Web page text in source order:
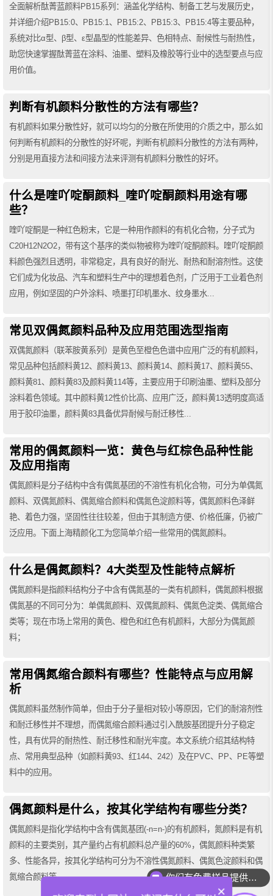
全面解析酞菁蓝颜料PB15系列：涵盖化学结构、制备工艺与发展历史，
并详细介绍PB15:0、PB15:1、PB15:2、PB15:3、PB15:4等主要品种，
系统对比α型、β型、ε型晶型的性能差异、色相特点、耐候性与耐热性，
助您快速掌握酞菁蓝在涂料、油墨、塑料及橡胶等行业中的选型要点与应
用价值。
判断有机颜料分散性的方法有哪些？
有机颜料如果分散性好，就可以均匀的分散在所使用的介质之中，那么如
何判断有机颜料的分散性的好坏呢，判断有机颜料分散性的方法有两种，
分别是用直接方法和间接方法来评测有机颜料分散性的好坏。
什么是喹吖啶酮颜料_喹吖啶酮颜料用途有哪
些？
喹吖啶酮是一种红色粉末，它是一种用作颜料​​的有机化合物，分子式为
C20H12N2O2，带有这个基序的类似物被称为喹吖啶酮颜料。喹吖啶酮颜
料颜色强烈且透明，非常稳定，具有良好的耐光、耐热和耐溶剂性。这使
它们成为化妆品、汽车和塑料生产中的理想着色剂，​​广泛用于工业着色剂
应用，例如坚固的户外涂料、喷墨打印机墨水、纹身墨水...
常见双偶氮颜料品种及应用范围选型指南
双偶氮颜料（联苯胺黄系列）是黄色至橙色色谱中应用广泛的有机颜料，
常见品种包括颜料黄12、颜料黄13、颜料黄14、颜料黄17、颜料黄55、
颜料黄81、颜料黄83及颜料黄114等，主要应用于印刷油墨、塑料及部分
涂料着色领域。其中颜料黄12性价比高、应用广泛，颜料黄13透明度高适
用于胶印油墨，颜料黄83具备优异耐候与耐迁移性...
常用的偶氮颜料一览：黄色与红棕色品种性能
及应用指南
偶氮颜料是分子结构中含有偶氮基团的不溶性有机化合物，可分为单偶氮
颜料、双偶氮颜料、偶氮缩合颜料和偶氮色淀颜料等，偶氮颜料色泽鲜
艳、着色力强，坚固性往往较差，但由于其制造方便、价格低廉，仍被广
泛应用。下面上海精颜化工为您简单介绍一些常用的偶氮颜料。
什么是偶氮颜料？4大类型及性能特点解析
偶氮颜料是指颜料结构分子中含有偶氮基的一类有机颜料，偶氮颜料根据
偶氮基的不同可分为：单偶氮颜料、双偶氮颜料、偶氮色淀类、偶氮缩合
类等；现在市场上常用的黄色、橙色和红色有机颜料，大部分为偶氮颜
料；
常用偶氮缩合颜料有哪些？性能特点与应用解
析
偶氮颜料虽然制作简单，但由于分子量相对较小等原因，它们的耐溶剂性
和耐迁移性并不理想，而偶氮缩合颜料通过引入酰胺基团提升分子稳定
性，具有优异的耐热性、耐迁移性和耐光牢度。本文系统介绍其结构特
点、常用典型品种（如颜料黄93、红144、242）及在PVC、PP、PE等塑
料中的应用。
偶氮颜料是什么，按其化学结构有哪些分类？
偶氮颜料是指化学结构中含有偶氮基团(-n=n-)的有机颜料，氮颜料是有机
颜料的主要类别，其产量约占有机颜料总产量的60%，偶氮颜料种类繁
多、性能各异，按其化学结构可分为不溶性偶氮颜料、偶氮色淀颜料和偶
氮缩合颜料等。
你们有免费样品提供吗？
×